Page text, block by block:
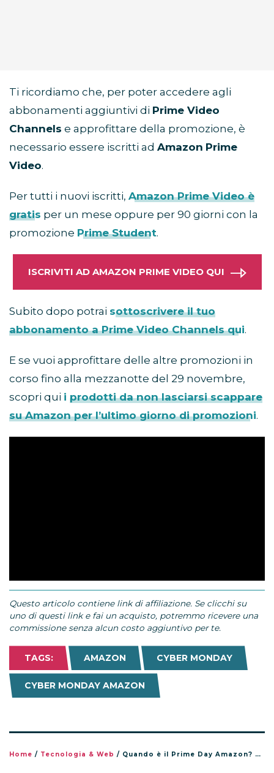
Ti ricordiamo che, per poter accedere agli
abbonamenti aggiuntivi di Prime Video
Channels e approfittare della promozione, è
necessario essere iscritti ad Amazon Prime
Video.
Per tutti i nuovi iscritti, Amazon Prime Video è
gratis per un mese oppure per 90 giorni con la
promozione Prime Student.
ISCRIVITI AD AMAZON PRIME VIDEO QUI
Subito dopo potrai sottoscrivere il tuo
abbonamento a Prime Video Channels qui.
E se vuoi approfittare delle altre promozioni in
corso fino alla mezzanotte del 29 novembre,
scopri qui i prodotti da non lasciarsi scappare
su Amazon per l’ultimo giorno di promozioni.
Questo articolo contiene link di affiliazione. Se clicchi su
uno di questi link e fai un acquisto, potremmo ricevere una
commissione senza alcun costo aggiuntivo per te.
TAGS: AMAZON CYBER MONDAY
CYBER MONDAY AMAZON
Home / Tecnologia & Web / Quando è il Prime Day Amazon? Date, come funziona e come prepararsi alle offerte